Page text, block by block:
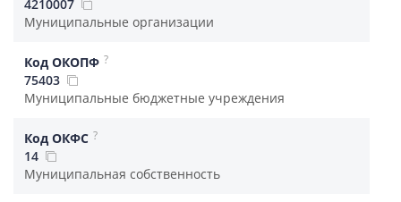
4210007
Муниципальные организации
Код ОКОПФ ?
75403
Муниципальные бюджетные учреждения
Код ОКФС ?
14
Муниципальная собственность